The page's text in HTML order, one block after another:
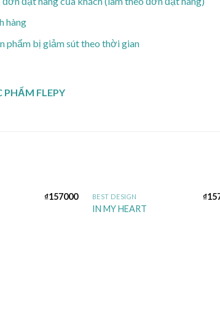
hàng
phẩm bị giảm sút theo thời gian
PHẨM FLEPY
₫157000 BEST DESIGN
IN MY HEART
₫